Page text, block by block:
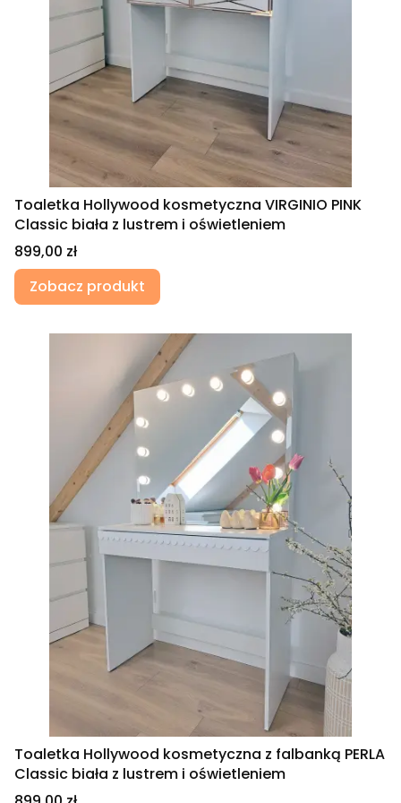
Toaletka Hollywood kosmetyczna VIRGINIO PINK
Classic biała z lustrem i oświetleniem
Cena
899,00 zł
Zobacz produkt
Toaletka Hollywood kosmetyczna z falbanką PERLA
Classic biała z lustrem i oświetleniem